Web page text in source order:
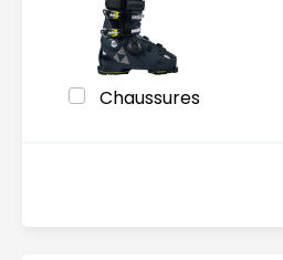
Chaussures